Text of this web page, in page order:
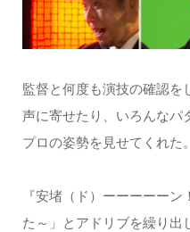
監督と何度も演技の確認を
声に寄せたり、いろんなパ
プロの姿勢を見せてくれた。
『安堵（ド）ーーーーー
た～」とアドリブを繰り出